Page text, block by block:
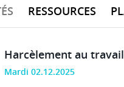
RESSOURCES
Harcèlement au
Mardi 02.12.2025